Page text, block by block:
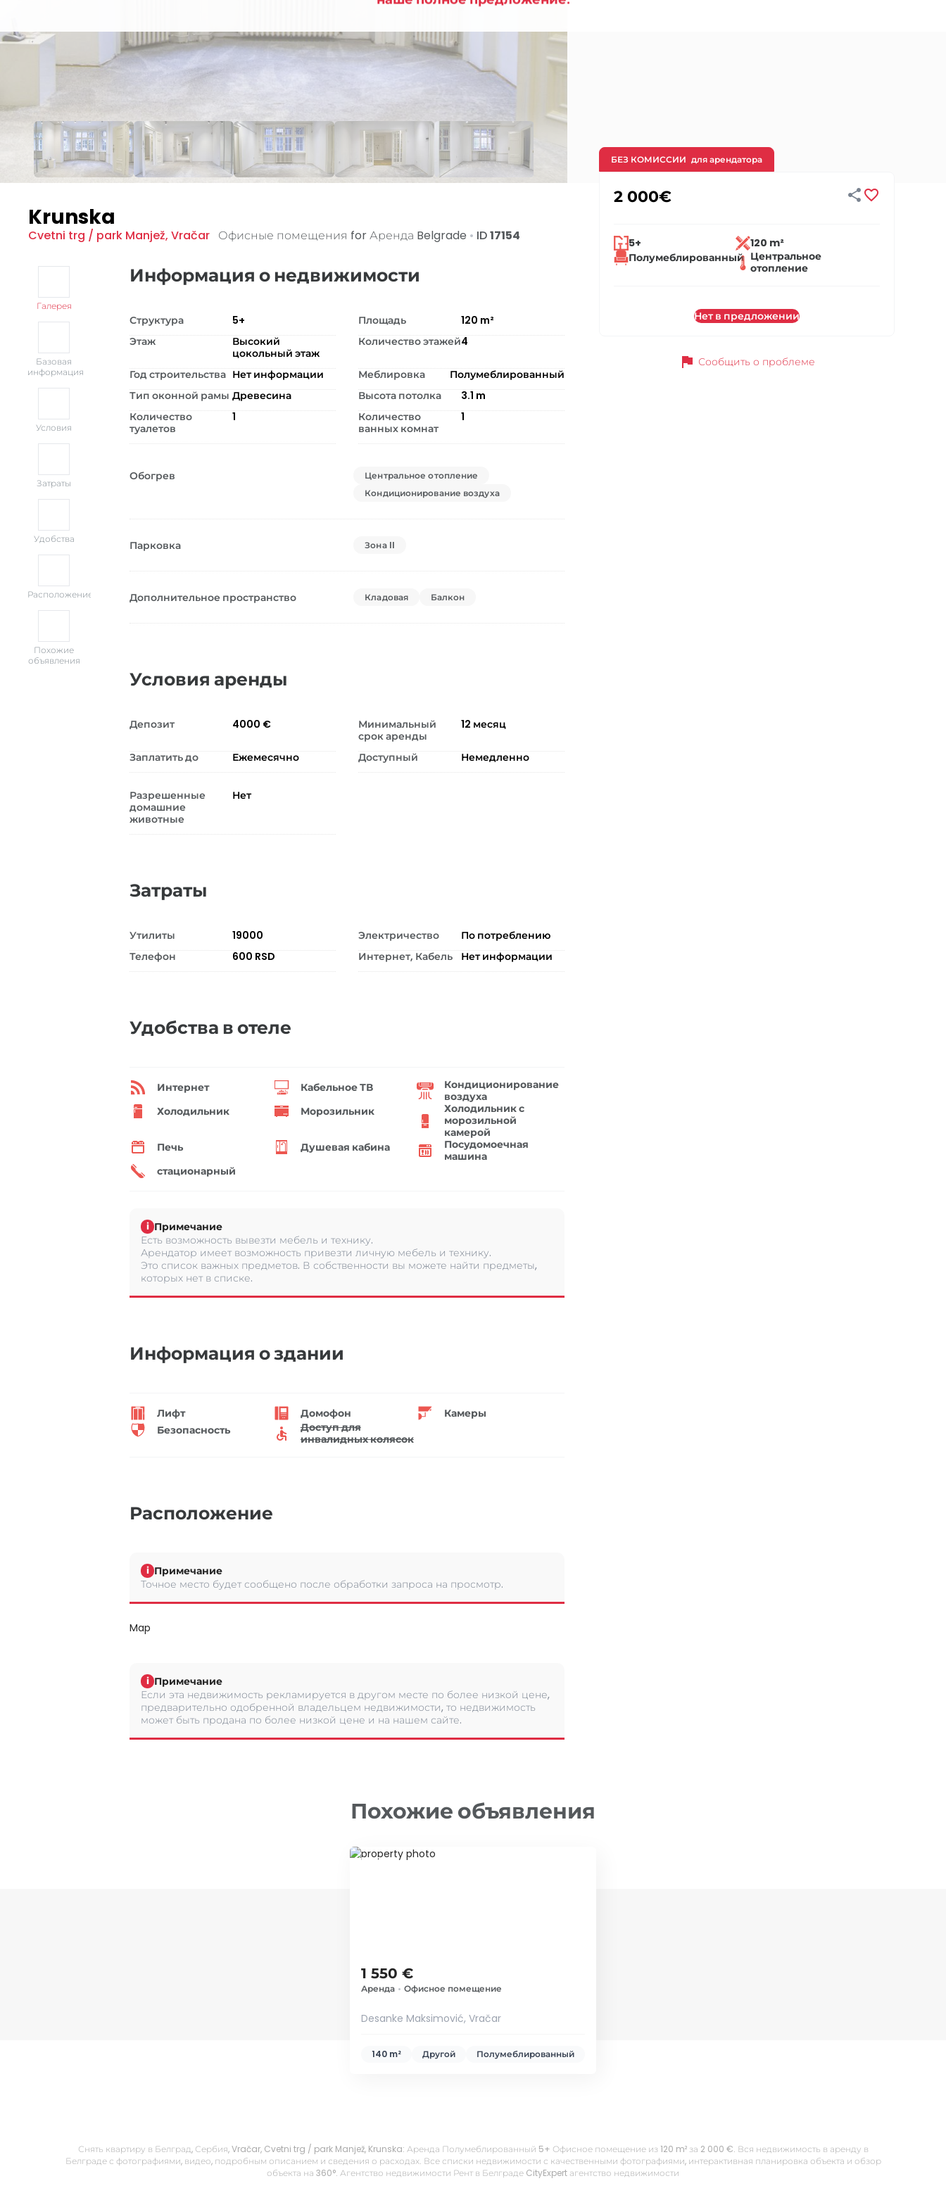
Krunska
Cvetni trg / park Manjež, Vračar Офисные помещения for Аренда Belgrade • ID17154
Галерея
Базовая
информация
Условия
Затраты
Удобства
Расположение
Похожие
объявления
Информация о недвижимости
Структура 5+ Площадь 120 m²
Этаж
Высокий
цокольный этаж
Количество этажей4
Год строительства Нет информации Меблировка
Полумеблированный
Тип оконной рамы Древесина Высота потолка 3.1 m
Количество
туалетов
1
Количество
ванных комнат
1
Обогрев
Центральное отопление
Кондиционирование воздуха
Парковка Зона II
Дополнительное пространство Кладовая Балкон
Условия аренды
Депозит 4000 €
Минимальный
срок аренды
12 месяц
Заплатить до Ежемесячно Доступный Немедленно
Разрешенные
домашние
животные
Нет
Затраты
Утилиты 19000 Электричество
По потреблению
Телефон
600 RSD Интернет, Кабель Нет информации
Удобства в отеле
Интернет Кабельное ТВ
Кондиционирование
воздуха
Холодильник
Морозильник
Холодильник с
морозильной
камерой
Печь
Душевая кабина
Посудомоечная
машина
стационарный
i Примечание
Есть возможность вывезти мебель и технику.
Арендатор имеет возможность привезти личную мебель и технику.
Это список важных предметов. В собственности вы можете найти предметы,
которых нет в списке.
Информация о здании
Лифт Домофон
Камеры
Безопасность
Доступ для
инвалидных колясок
Расположение
i Примечание
Точное место будет сообщено после обработки запроса на просмотр.
Map
i Примечание
Если эта недвижимость рекламируется в другом месте по более низкой цене,
предварительно одобренной владельцем недвижимости, то недвижимость
может быть продана по более низкой цене и на нашем сайте.
2 000€  
БЕЗ КОМИССИИ для арендатора
5+
120 m²
Полумеблированный Центральное
отопление
Нет в предложении
flag Сообщить о проблеме
Похожие объявления
ID 45876
1 550 €
Аренда • Офисное помещение
Desanke Maksimović, Vračar
140 m² Другой Полумеблированный
Снять квартиру в Белград, Сербия, Vračar, Cvetni trg / park Manjež, Krunska: Аренда Полумеблированный 5+ Офисное помещение из 120 m² за 2 000 €. Вся недвижимость в аренду в
Белграде с фотографиями, видео, подробным описанием и сведения о расходах. Все списки недвижимости с качественными фотографиями, интерактивная планировка объекта и обзор
объекта на 360°. Агентство недвижимости Рент в Белграде CityExpert агентство недвижимости